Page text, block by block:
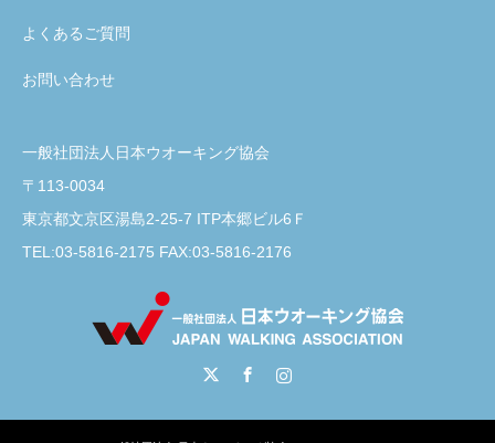
よくあるご質問
お問い合わせ
一般社団法人日本ウオーキング協会
〒113-0034
東京都文京区湯島2-25-7 ITP本郷ビル6Ｆ
TEL:03-5816-2175 FAX:03-5816-2176